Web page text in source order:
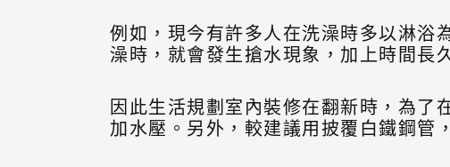
例如，現今有許多人在洗澡時多以淋浴
澡時，就會發生搶水現象，加上時間長
因此生活規劃室內裝修在翻新時，為
加水壓。另外，較建議用披覆白鐵鋼管